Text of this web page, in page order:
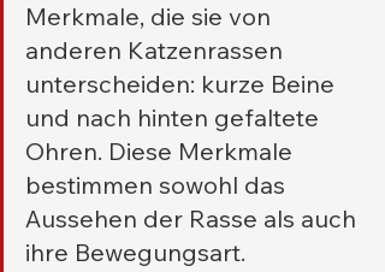
Merkmale, die sie von
anderen Katzenrassen
unterscheiden: kurze Beine
und nach hinten gefaltete
Ohren. Diese Merkmale
bestimmen sowohl das
Aussehen der Rasse als auch
ihre Bewegungsart.